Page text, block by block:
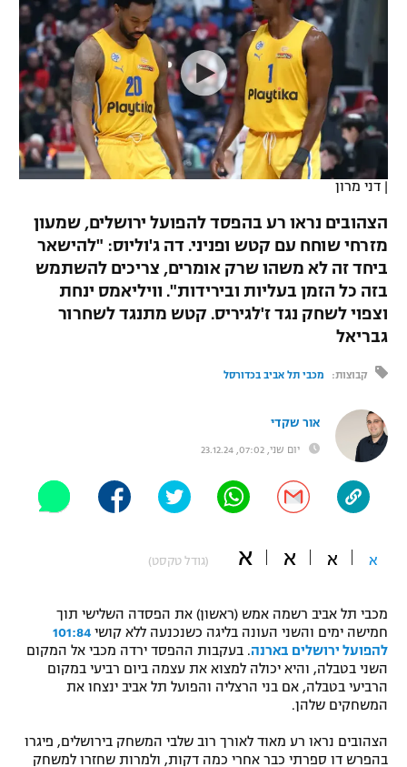
VOD
רץ ברשת
תוצאות
לוח שידורים
ברחבה
"מעל הליגה" – פודקאסט
"מחצית בשכונה" – פודקאסט
משתתפים וזוכים בפרסים
תקנון משתתפים וזוכים בפרסים
תקנון עבור פעילות ספורט 1 – "מרלן"
טניס
גיימינג E-Sports
תנאי שימוש
מדיניות פרטיות
נבחרת ישראל
מכבי חיפה
בית"ר ירושלים
מכבי תל אביב
הפועל תל אביב
הפועל חיפה
הפועל באר שבע
מכבי נתניה
בני יהודה
ליגה ספרדית
ליגה איטלקית
ליגה צרפתית
ליגה הולנדית
ליגה טורקית
ליגה סינית
ליגה ברזילאית
ליגות נוספות
כדורסל נשים
מכבי תל אביב
הפועל חולון
הפועל ירושלים
דני אבדיה
יורוליג
יורוקאפ
כדוריד
כדורעף
שחייה
ג'ודו
אגרוף
ספורט אולימפי
אופניים
ספורט מוטורי
בייסבול MLB
ספורט אתגרי ואקסטרים
אומנויות לחימה
גיימינג E-Sports
| דני מרון
הצהובים נראו רע בהפסד להפועל ירושלים, שמעון
מזרחי שוחח עם קטש ופניני. דה ג'וליוס: "להישאר
ביחד זה לא משהו שרק אומרים, צריכים להשתמש
בזה כל הזמן בעליות ובירידות". וויליאמס ינחת
וצפוי לשחק נגד ז'לגיריס. קטש מתנגד לשחרור
גבריאל
קבוצות: מכבי תל אביב בכדורסל
אור שקדי
יום שני, 07:02, 23.12.24
א א א א (גודל טקסט)
מכבי תל אביב רשמה אמש (ראשון) את הפסדה השלישי תוך
חמישה ימים והשני העונה בליגה כשנכנעה ללא קושי 101:84
להפועל ירושלים בארנה. בעקבות ההפסד ירדה מכבי אל המקום
השני בטבלה, והיא יכולה למצוא את עצמה ביום רביעי במקום
הרביעי בטבלה, אם בני הרצליה והפועל תל אביב ינצחו את
המשחקים שלהן.
הצהובים נראו רע מאוד לאורך רוב שלבי המשחק בירושלים, פיגרו
בהפרש דו ספרתי כבר אחרי כמה דקות, ולמרות שחזרו למשחק